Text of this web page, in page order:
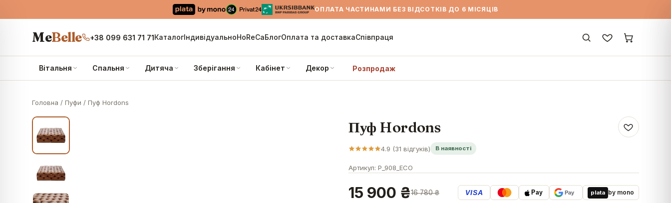
ОПЛАТА ЧАСТИНАМИ БЕЗ ВІДСОТКІВ ДО 6 МІСЯЦІВ
MeBelle +38 099 631 71 71КаталогІндивідуальноHoReCaБлогОплата та доставкаСпівпраця
Вітальня Спальня Дитяча Зберігання Кабінет Декор Розпродаж
Головна /Пуфи /Пуф Hordons
Пуф Hordons
4.9 (31 відгуків) В наявності
Артикул: P_908_ECO
15 900 ₴16 780 ₴ VISA Pay Pay plata by mono